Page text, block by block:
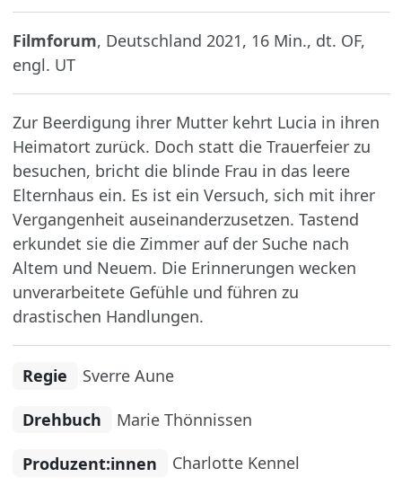
Filmforum, Deutschland 2021, 16 Min., dt. OF,
engl. UT
Zur Beerdigung ihrer Mutter kehrt Lucia in ihren
Heimatort zurück. Doch statt die Trauerfeier zu
besuchen, bricht die blinde Frau in das leere
Elternhaus ein. Es ist ein Versuch, sich mit ihrer
Vergangenheit auseinanderzusetzen. Tastend
erkundet sie die Zimmer auf der Suche nach
Altem und Neuem. Die Erinnerungen wecken
unverarbeitete Gefühle und führen zu
drastischen Handlungen.
Regie Sverre Aune
Drehbuch Marie Thönnissen
Produzent:innen Charlotte Kennel